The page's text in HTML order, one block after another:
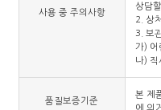
사용 중 주의사항
상담
2. 상
3. 보
가) 어
나) 직
품질보증기준
본 제
에 의